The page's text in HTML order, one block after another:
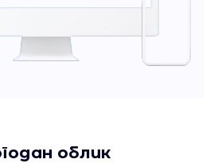
облик